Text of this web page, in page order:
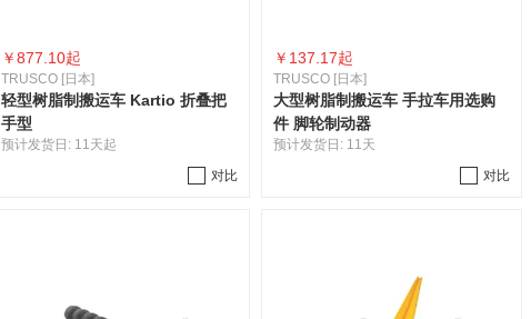
￥877.10起
TRUSCO [日本]
轻型树脂制搬运车 Kartio 折叠把
手型
预计发货日: 11天起
对比
￥ 137.17起
TRUSCO [日本]
大型树脂制搬运车 手拉车用选购
件 脚轮制动器
预计发货日: 11天
对比